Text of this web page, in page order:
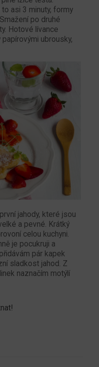
asi 3 minuty, formy
po druhé
Hotové lívance
ubrousky,
jahody, které jsou
a pevné. Krátký
celou kuchyni.
je pocukruji a
pár kapek
sladkost jahod. Z
naznačím motýlí